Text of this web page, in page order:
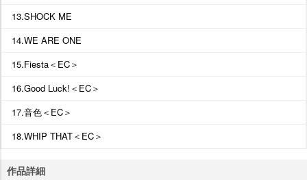
13.SHOCK ME
14.WE ARE ONE
15.Fiesta＜EC＞
16.Good Luck!＜EC＞
17.音色＜EC＞
18.WHIP THAT＜EC＞
作品詳細